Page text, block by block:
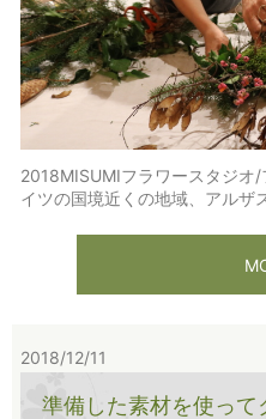
2018MISUMIフラワースタジオ
イツの国境近くの地域、アル
2018/12/11
準備した素材を使っ